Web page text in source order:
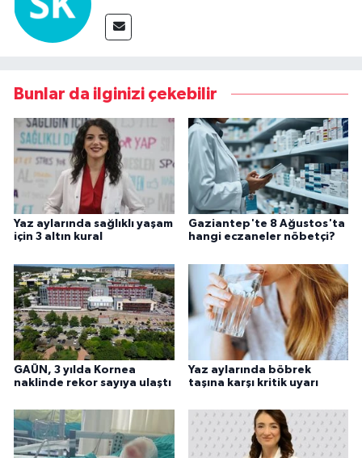
Bunlar da ilginizi çekebilir
Yaz aylarında sağlıklı yaşam
için 3 altın kural
Gaziantep'te 8 Ağustos'ta
hangi eczaneler nöbetçi?
GAÜN, 3 yılda Kornea
naklinde rekor sayıya ulaştı
Yaz aylarında böbrek
taşına karşı kritik uyarı